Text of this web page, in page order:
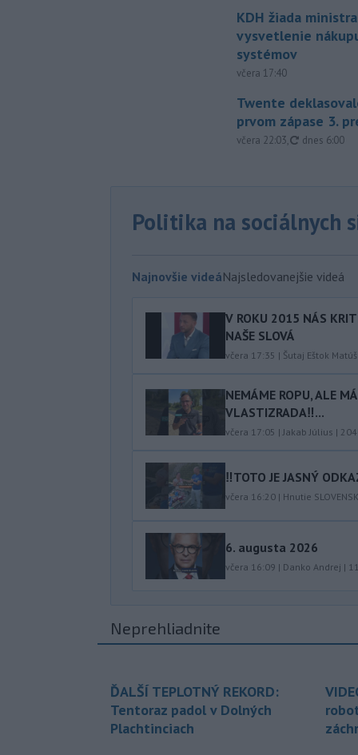
KDH žiada
vysvetlenie
systémov
včera 17:40
Twente
prvom zápase 3.
včera 22:03, aktualizované
dnes 6:00
Politika na sociálnych
Najnovšie videáNajsledovanejšie videá
V ROKU 2015 NÁS
NAŠE SLOVÁ
včera 17:35 | Šutaj Eštok Matúš
NEMÁME ROPU, ALE
VLASTIZRADA‼️...
včera 17:05 |Jakab Július |
‼️TOTO JE JASNÝ
včera 16:20 | Hnutie
6. augusta 2026
včera 16:09 | Danko Andrej |
Neprehliadnite
ĎALŠÍ TEPLOTNÝ REKORD:
Tentoraz padol v Dolných
Plachtinciach